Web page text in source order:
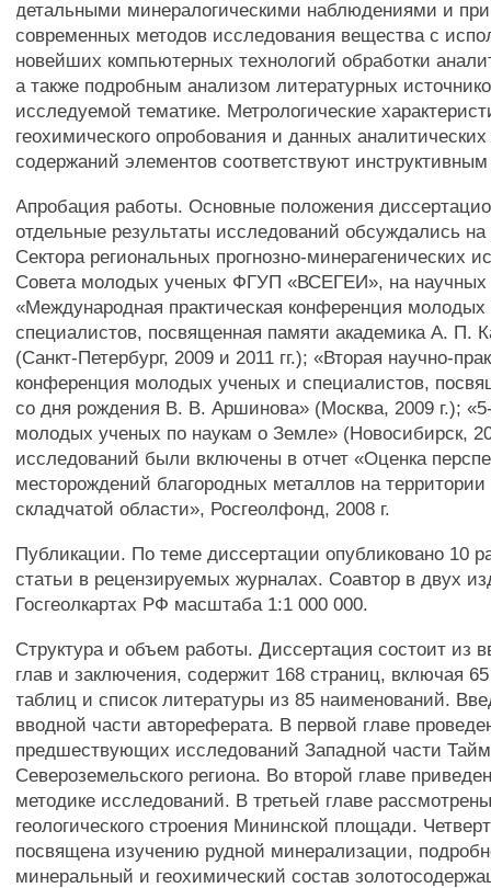
детальными минералогическими наблюдениями и
современных методов исследования вещества с
новейших компьютерных технологий обработки
а также подробным анализом литературных
исследуемой тематике. Метрологические
геохимического опробования и данных
содержаний элементов соответствуют
Апробация работы. Основные положения
отдельные результаты исследований обсуждались на
Сектора региональных прогнозно-минерагенических
Совета молодых ученых ФГУП «ВСЕГЕИ», на научных
«Международная практическая конференция
специалистов, посвященная памяти академика А. П.
(Санкт-Петербург, 2009 и 2011 гг.); «Вторая научно-
конференция молодых ученых и специалистов,
со дня рождения В. В. Аршинова» (Москва, 2009 г.);
молодых ученых по наукам о Земле» (Новосибирск,
исследований были включены в отчет «Оценка
месторождений благородных металлов на
складчатой области», Росгеолфонд, 2008 г.
Публикации. По теме диссертации опубликовано 10
статьи в рецензируемых журналах. Соавтор в двух
Госгеолкартах РФ масштаба 1:1 000 000.
Структура и объем работы. Диссертация состоит из
глав и заключения, содержит 168 страниц, включая
таблиц и список литературы из 85 наименований.
вводной части автореферата. В первой главе
предшествующих исследований Западной части
Североземельского региона. Во второй главе
методике исследований. В третьей главе
геологического строения Мининской площади.
посвящена изучению рудной минерализации,
минеральный и геохимический состав